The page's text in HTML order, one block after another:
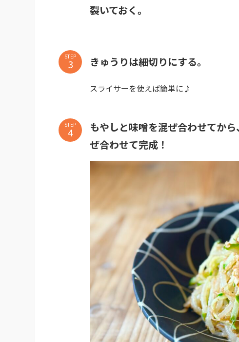
裂いておく。
STEP きゅうりは細切りにする。
スライサーを使えば簡単に♪
STEP
もやしと味噌を混ぜ合わせてか
ぜ合わせて完成！